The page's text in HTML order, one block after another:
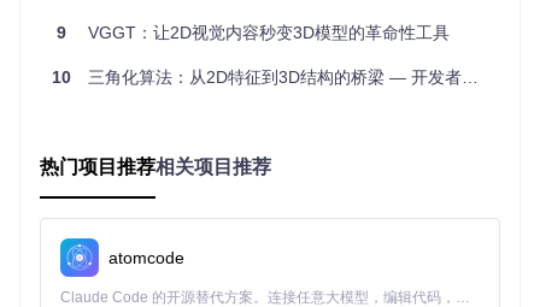
🛠️核心逻辑位于[src/colmap/geometry/triangulation.cc]的
点X投影到图像平面的过程表示为x = PX，其中P为3×4的投影
无需迭代，计算效率高
天然支持超定方程组求解，可利用多个视图提高精度
3.2 多视图三角化策略
9 VGGT：让2D视觉内容秒变3D模型的革命性工具
10 三角化算法：从2D特征到3D结构的桥梁 — 开发者进阶指南
热门项目推荐相关项目推荐
atomcode
Claude Code 的开源替代方案。连接任意大模型，编辑代码，运行命令，自动验证 — 全自动执行。用 Rust 构建，极致性能。 ｜ An open-source alternative to Claude Code. Connect any LLM, edit code, run commands, and verify changes — autonomously. Built in Rust for speed. Get Started